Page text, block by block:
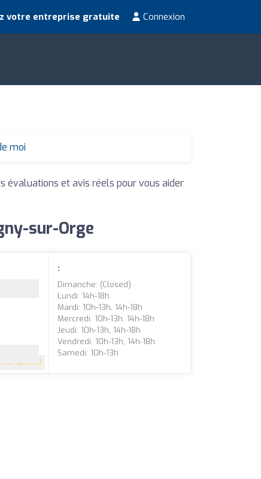
votre entreprise gratuite Connexion
moi
évaluations et avis réels pour vous aider
sur-Orge
(162 Opinions)
:
Dimanche: (closed)
Lundi: 14h-18h
Mardi: 10h-13h, 14h-18h
Mercredi: 10h-13h, 14h-18h
Jeudi: 10h-13h, 14h-18h
Vendredi: 10h-13h, 14h-18h
Samedi: 10h-13h